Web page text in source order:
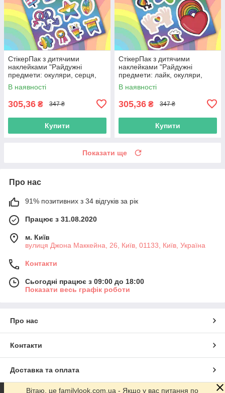
СтікерПак з дитячими
наклейками "Райдужні
предмети: окуляри, серця,
зірка, чашка, прапор, квітка"
В наявності
305,36 ₴ 347 ₴
Купити
СтікерПак з дитячими
наклейками "Райдужні
предмети: лайк, окуляри,
серце, веселка, квітка,
блискавка"
В наявності
305,36 ₴ 347 ₴
Купити
Показати ще
Про нас
91% позитивних з 34 відгуків за рік
Працює з 31.08.2020
м. Київ
вулиця Джона Маккейна, 26, Київ, 01133, Київ, Україна
Контакти
Сьогодні працює з 09:00 до 18:00
Показати весь графік роботи
Про нас
Контакти
Доставка та оплата
Вітаю, це familylook.com.ua - Якщо у вас питання по